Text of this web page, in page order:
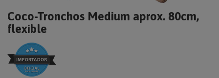
Coco-Tronchos Medium aprox. 80cm,
flexible